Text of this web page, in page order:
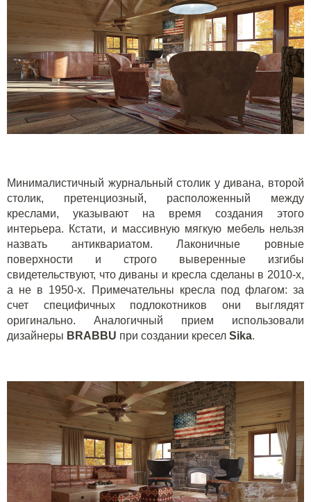
Минималистичный журнальный столик у дивана, второй
столик, претенциозный, расположенный между
креслами, указывают на время создания этого
интерьера. Кстати, и массивную мягкую мебель нельзя
назвать антиквариатом. Лаконичные ровные
поверхности и строго выверенные изгибы
свидетельствуют, что диваны и кресла сделаны в 2010-х,
а не в 1950-х. Примечательны кресла под флагом: за
счет специфичных подлокотников они выглядят
оригинально. Аналогичный прием использовали
дизайнеры BRABBU при создании кресел Sika.